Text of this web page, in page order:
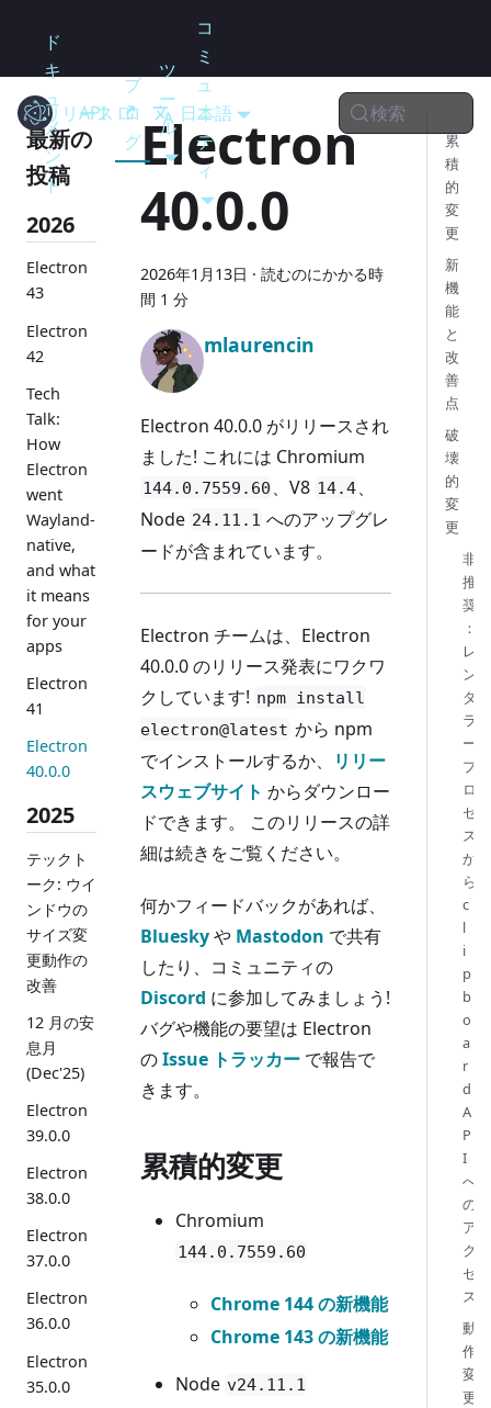
Electron
ド
キ
ュ
メ
ン
ト
API
ブ
ロ
グ
ツ
ー
ル
コ
ミ
ュ
ニ
テ
ィ
リリース 日本語 検索
最新の
投稿
2026
Electron
43
Electron
42
Tech
Talk:
How
Electron
went
Wayland-
native,
and what
it means
for your
apps
Electron
41
Electron
40.0.0
2025
テックト
ーク: ウイ
ンドウの
サイズ変
更動作の
改善
12 月の安
息月
(Dec'25)
Electron
39.0.0
Electron
38.0.0
Electron
37.0.0
Electron
36.0.0
Electron
35.0.0
Electron
40.0.0
2026年1月13日 · 読むのにかかる時
間 1 分
mlaurencin
Electron 40.0.0 がリリースされ
ました! これには Chromium
144.0.7559.60 、V8 14.4、
Node 24.11.1 へのアップグレ
ードが含まれています。
Electron チームは、Electron
40.0.0 のリリース発表にワクワ
クしています! npm install
electron@latest から npm
でインストールするか、
リリー
スウェブサイト からダウンロー
ドできます。 このリリースの詳
細は続きをご覧ください。
何かフィードバックがあれば、
Blueskyや Mastodon で共有
したり、コミュニティの
Discord に参加してみましょう!
バグや機能の要望は Electron
のIssue トラッカー で報告で
きます。
累積的変更
Chromium
144.0.7559.60
Chrome 144 の新機能
Chrome 143 の新機能
Node v24.11.1
累
積
的
変
更
新
機
能
と
改
善
点
破
壊
的
変
更
非
推
奨
：
レ
ン
ダ
ラ
ー
プ
ロ
セ
ス
か
ら
c
l
i
p
b
o
a
r
d
A
P
I
へ
の
ア
ク
セ
ス
動
作
変
更